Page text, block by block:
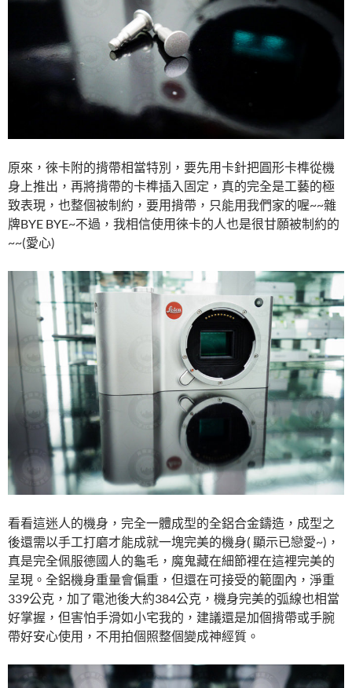
原來，徠卡附的揹帶相當特別，要先用卡針把圓形卡榫從機
身上推出，再將揹帶的卡榫插入固定，真的完全是工藝的極
致表現，也整個被制約，要用揹帶，只能用我們家的喔~~雜
牌BYE BYE~不過，我相信使用徠卡的人也是很甘願被制約的
~~(愛心)
看看這迷人的機身，完全一體成型的全鋁合金鑄造，成型之
後還需以手工打磨才能成就一塊完美的機身( 顯示已戀愛~)，
真是完全佩服德國人的龜毛，魔鬼藏在細節裡在這裡完美的
呈現。全鋁機身重量會偏重，但還在可接受的範圍內，淨重
339公克，加了電池後大約384公克，機身完美的弧線也相當
好掌握，但害怕手滑如小宅我的，建議還是加個揹帶或手腕
帶好安心使用，不用拍個照整個變成神經質。